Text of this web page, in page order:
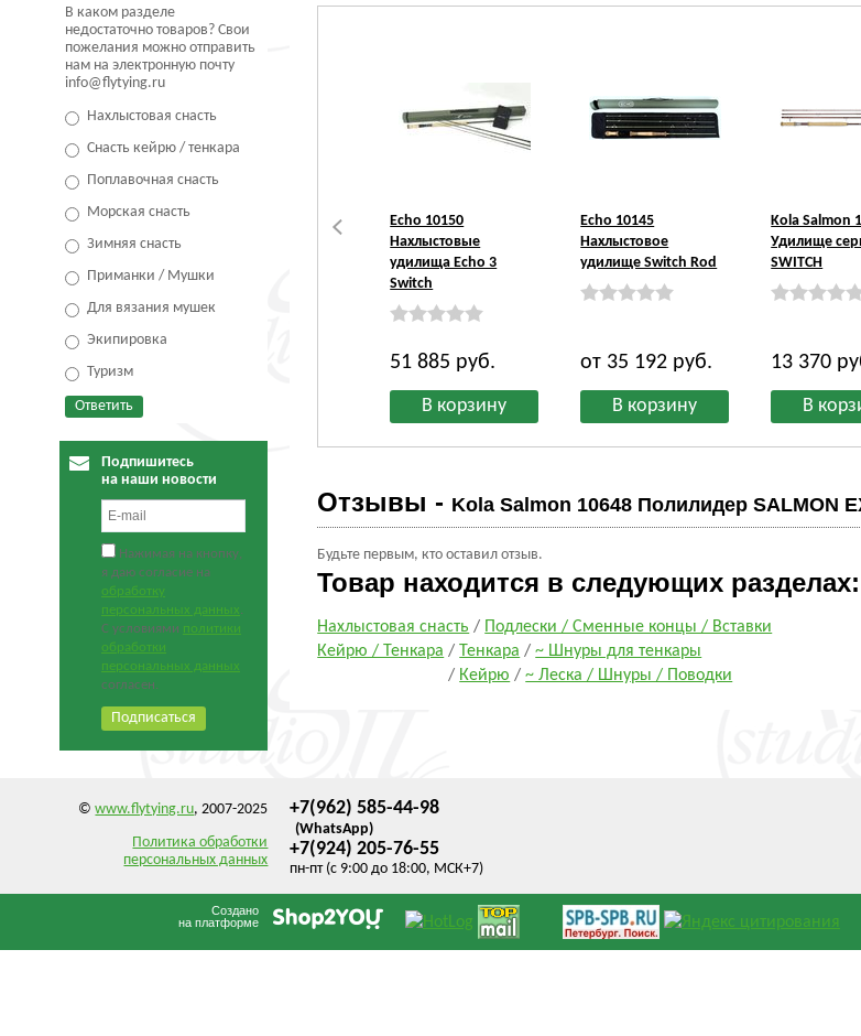
В каком разделе
недостаточно товаров? Свои
пожелания можно отправить
нам на электронную почту
info@flytying.ru
Нахлыстовая снасть
Снасть кейрю / тенкара
Поплавочная снасть
Морская снасть
Зимняя снасть
Приманки / Мушки
Для вязания мушек
Экипировка
Туризм
Подпишитесь
на наши новости
Нажимая на кнопку,
я даю согласие на
обработку
персональных данных.
С условиями политики
обработки
персональных данных
согласен.
Echo 10150
Нахлыстовые
удилища Echo 3
Switch
51 885 руб.
Echo 10145
Нахлыстовое
удилище Switch Rod
от 35 192 руб.
Kola Salmon
Удилище
SWITCH
13 370
Отзывы - Kola Salmon 10648 Полилидер SALMON
Будьте первым, кто оставил отзыв.
Товар находится в следующих разделах:
Нахлыстовая снасть /
Подлески / Сменные концы / Вставки
Кейрю / Тенкара / Тенкара /~ Шнуры для тенкары
/ Кейрю /~ Леска / Шнуры / Поводки
©www.flytying.ru, 2007-2025
Политика обработки
персональных данных
+7(962) 585-44-98
(WhatsApp)
+7(924) 205-76-55
пн-пт (с 9:00 до 18:00, МСК+7)
Создано
на платформе